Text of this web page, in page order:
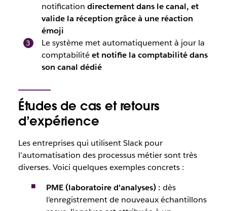
notification directement dans le canal, et
valide la réception grâce à une réaction
émoji
Le système met automatiquement à jour la
comptabilitéet notifie la comptabilité dans
son canal dédié
Études de cas et retours
d’expérience
Les entreprises qui utilisent Slack pour
l’automatisation des processus métier sont très
diverses. Voici quelques exemples concrets :
PME (laboratoire d’analyses) : dès
l’enregistrement de nouveaux échantillons